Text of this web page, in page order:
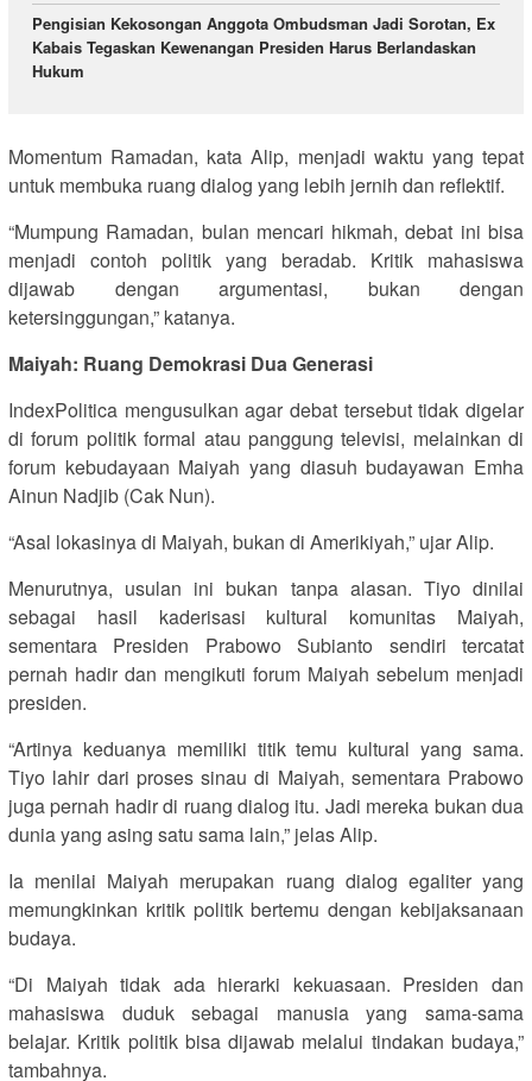
Pengisian Kekosongan Anggota Ombudsman Jadi Sorotan, Ex
Kabais Tegaskan Kewenangan Presiden Harus Berlandaskan
Hukum
Momentum Ramadan, kata Alip, menjadi waktu yang tepat
untuk membuka ruang dialog yang lebih jernih dan reflektif.
“Mumpung Ramadan, bulan mencari hikmah, debat ini bisa
menjadi contoh politik yang beradab. Kritik mahasiswa
dijawab dengan argumentasi, bukan dengan
ketersinggungan,” katanya.
Maiyah: Ruang Demokrasi Dua Generasi
IndexPolitica mengusulkan agar debat tersebut tidak digelar
di forum politik formal atau panggung televisi, melainkan di
forum kebudayaan Maiyah yang diasuh budayawan Emha
Ainun Nadjib (Cak Nun).
“Asal lokasinya di Maiyah, bukan di Amerikiyah,” ujar Alip.
Menurutnya, usulan ini bukan tanpa alasan. Tiyo dinilai
sebagai hasil kaderisasi kultural komunitas Maiyah,
sementara Presiden Prabowo Subianto sendiri tercatat
pernah hadir dan mengikuti forum Maiyah sebelum menjadi
presiden.
“Artinya keduanya memiliki titik temu kultural yang sama.
Tiyo lahir dari proses sinau di Maiyah, sementara Prabowo
juga pernah hadir di ruang dialog itu. Jadi mereka bukan dua
dunia yang asing satu sama lain,” jelas Alip.
Ia menilai Maiyah merupakan ruang dialog egaliter yang
memungkinkan kritik politik bertemu dengan kebijaksanaan
budaya.
“Di Maiyah tidak ada hierarki kekuasaan. Presiden dan
mahasiswa duduk sebagai manusia yang sama-sama
belajar. Kritik politik bisa dijawab melalui tindakan budaya,”
tambahnya.